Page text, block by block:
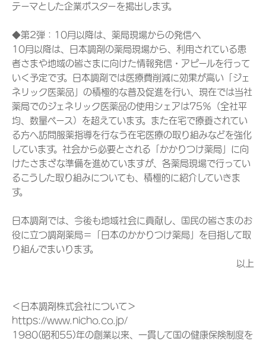
テーマとした企業ポスターを掲出します。
◆第2弾：10月以降は、薬局現場からの発信へ
10月以降は、日本調剤の薬局現場から、利用されている患
者さまや地域の皆さまに向けた情報発信・アピールを行って
いく予定です。日本調剤では医療費削減に効果が高い「ジェ
ネリック医薬品」の積極的な普及促進を行い、現在では当社
薬局でのジェネリック医薬品の使用シェアは75％（全社平
均、数量ベース）を超えています。また在宅で療養されてい
る方へ訪問服薬指導を行なう在宅医療の取り組みなどを強化
しています。社会から必要とされる「かかりつけ薬局」に向
けたさまざな準備を進めていますが、各薬局現場で行ってい
るこうした取り組みについても、積極的に紹介していきま
す。
日本調剤では、今後も地域社会に貢献し、国民の皆さまのお
役に立つ調剤薬局＝「日本のかかりつけ薬局」を目指して取
り組んでまいります。
以上
＜日本調剤株式会社について＞
https://www.nicho.co.jp/
1980(昭和55)年の創業以来、一貫して国の健康保険制度を